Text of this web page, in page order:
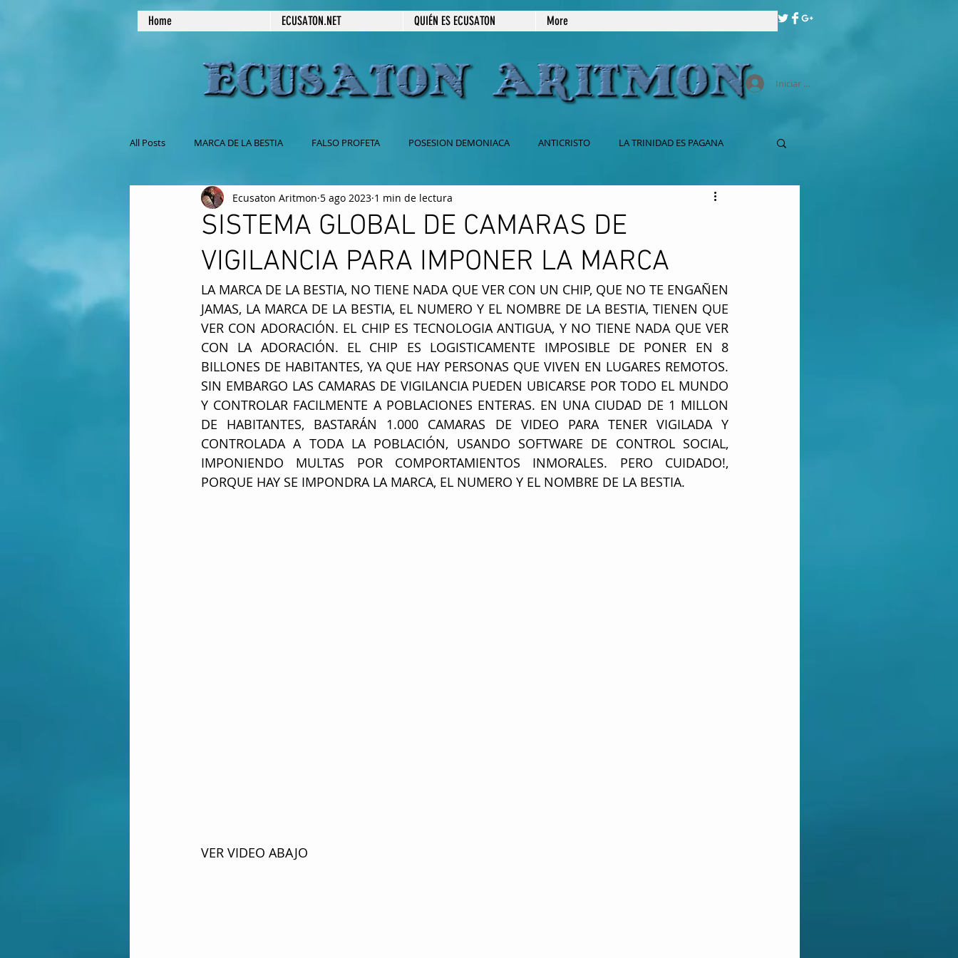
Home ECUSATON.NET QUIÉN ES ECUSATON More
Iniciar sesión
All Posts MARCA DE LA BESTIA FALSO PROFETA POSESION DEMONIACA ANTICRISTO LA TRINIDAD ES PAGANA
NO COMAS CARNE MASONERIA CATOLICA BABILONIA
EL SABADO ES EL DIA DE REPOSO ESPIRITISMO SECRETOS REVELADOS PRÉDICAS ESCRITAS
SISTEMA GLOBAL DE CAMARAS DE
VIGILANCIA PARA IMPONER LA MARCA
Ecusaton Aritmon 5 ago 2023 1 min de lectura
LA MARCA DE LA BESTIA, NO TIENE NADA QUE VER CON UN CHIP, QUE NO TE ENGAÑEN
JAMAS, LA MARCA DE LA BESTIA, EL NUMERO Y EL NOMBRE DE LA BESTIA, TIENEN QUE
VER CON ADORACIÓN. EL CHIP ES TECNOLOGIA ANTIGUA, Y NO TIENE NADA QUE VER
CON LA ADORACIÓN. EL CHIP ES LOGISTICAMENTE IMPOSIBLE DE PONER EN 8
BILLONES DE HABITANTES, YA QUE HAY PERSONAS QUE VIVEN EN LUGARES REMOTOS.
SIN EMBARGO LAS CAMARAS DE VIGILANCIA PUEDEN UBICARSE POR TODO EL MUNDO
Y CONTROLAR FACILMENTE A POBLACIONES ENTERAS. EN UNA CIUDAD DE 1 MILLON
DE HABITANTES, BASTARÁN 1.000 CAMARAS DE VIDEO PARA TENER VIGILADA Y
CONTROLADA A TODA LA POBLACIÓN, USANDO SOFTWARE DE CONTROL SOCIAL,
IMPONIENDO MULTAS POR COMPORTAMIENTOS INMORALES. PERO CUIDADO!,
PORQUE HAY SE IMPONDRA LA MARCA, EL NUMERO Y EL NOMBRE DE LA BESTIA.
VER VIDEO ABAJO